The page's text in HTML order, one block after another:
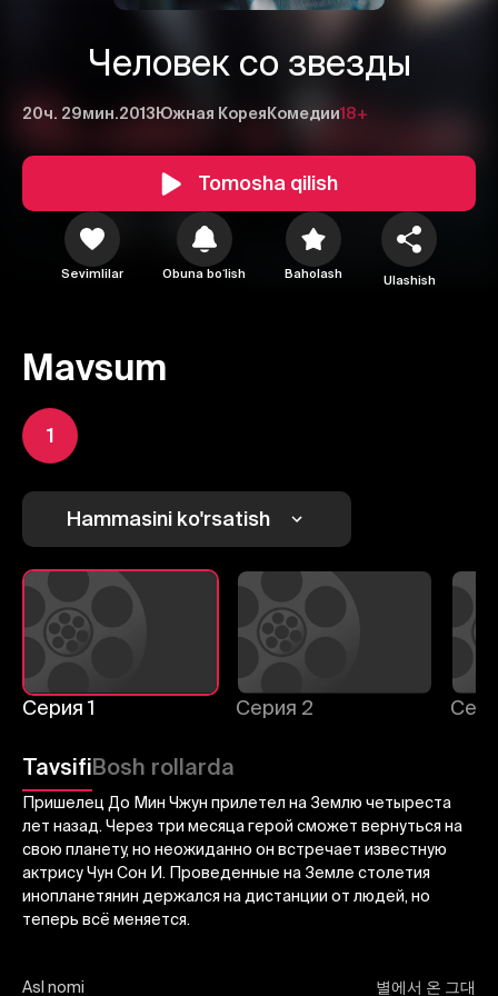
Человек со звезды
20ч. 29мин.2013 Южная Корея Комедии18+
Tomosha qilish
Sevimlilar Obuna boʻlish Baholash Ulashish
Mavsum
1
Hammasini ko'rsatish
Серия 1 Серия 2
TavsifiBosh rollarda
Пришелец До Мин Чжун прилетел на Землю четыреста
лет назад. Через три месяца герой сможет вернуться на
свою планету, но неожиданно он встречает известную
актрису Чун Сон И. Проведенные на Земле столетия
инопланетянин держался на дистанции от людей, но
теперь всё меняется.
Asl nomi 별에서 온 그대
1 2
Yuborish
Bekor qilish Tizimga kirish